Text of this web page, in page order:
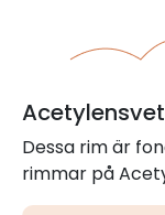
Dessa rim är
rimmar på